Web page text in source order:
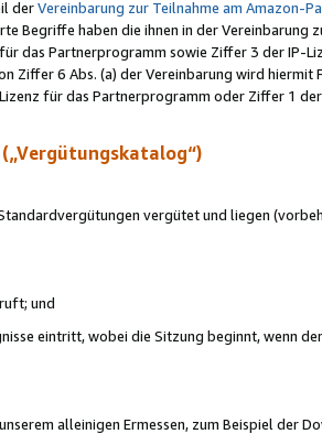
derVereinbarung zur Teilnahme am Amazon-
Begriffe haben die ihnen in der Vereinbarung
das Partnerprogramm sowie Ziffer 3 der IP-
Ziffer 6 Abs. (a) der Vereinbarung wird hiermit
für das Partnerprogramm oder Ziffer 1
vergütet und liegen
und
eintritt, wobei die Sitzung beginnt, wenn
alleinigen Ermessen, zum Beispiel der